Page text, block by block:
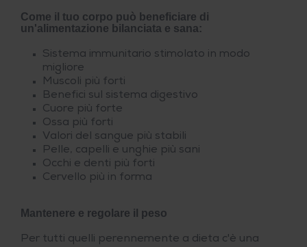
Come il tuo corpo può beneficiare di
un'alimentazione bilanciata e sana:
Sistema immunitario stimolato in modo
migliore
Muscoli più forti
Benefici sul sistema digestivo
Cuore più forte
Ossa più forti
Valori del sangue più stabili
Pelle, capelli e unghie più sani
Occhi e denti più forti
Cervello più in forma
Mantenere e regolare il peso
Per tutti quelli perennemente a dieta c'è una